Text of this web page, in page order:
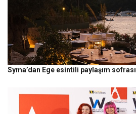
Syma’dan Ege esintili paylaşım sofrası